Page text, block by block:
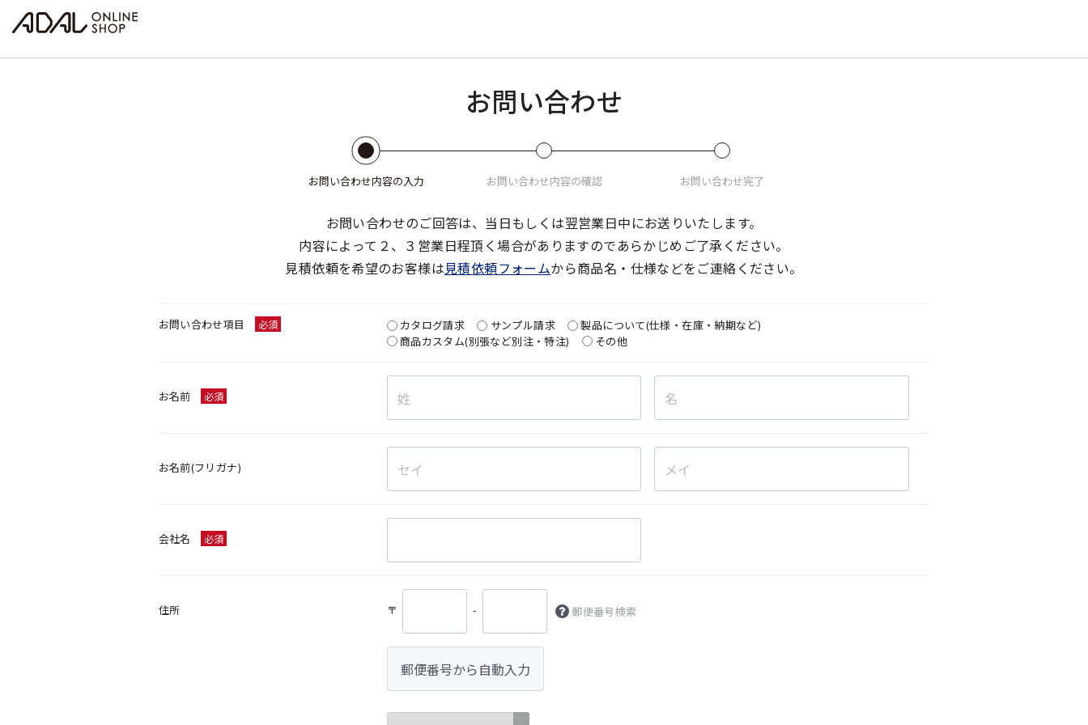
お問い合わせ
お問い合わせ内容の入力 お問い合わせ内容の確認 お問い合わせ完了
お問い合わせのご回答は、当日もしくは翌営業日中にお送りいたします。
内容によって２、３営業日程頂く場合がありますのであらかじめご了承ください。
見積依頼を希望のお客様は見積依頼フォームから商品名・仕様などをご連絡ください。
お問い合わせ項目 必須 カタログ請求 サンプル請求
製品について(仕様・在庫・納期など)
商品カスタム(別張など別注・特注)
その他
お名前 必須
お名前(フリガナ)
会社名 必須
住所 〒 - 郵便番号検索
郵便番号から自動入力